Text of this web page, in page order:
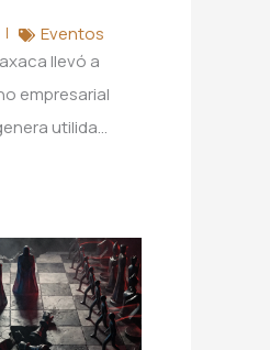
Eventos
llevó a
empresarial
utilida…